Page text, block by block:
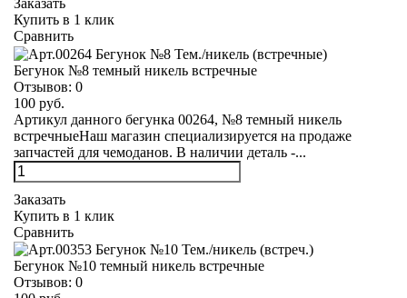
Заказать
Купить в 1 клик
Сравнить
Бегунок №8 темный никель встречные
Отзывов: 0
100 руб.
Артикул данного бегунка 00264, №8 темный никель
встречныеНаш магазин специализируется на продаже
запчастей для чемоданов. В наличии деталь -...
Заказать
Купить в 1 клик
Сравнить
Бегунок №10 темный никель встречные
Отзывов: 0